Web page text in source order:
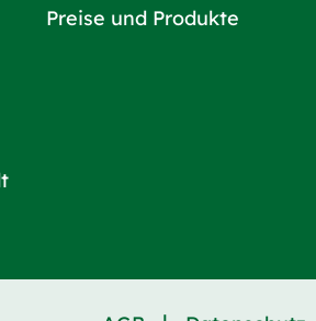
Preise und Produkte